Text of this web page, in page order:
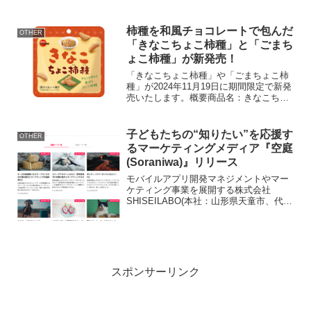
OTHER
柿種を和風チョコレートで包んだ
「きなこちょこ柿種」と「ごまち
ょこ柿種」が新発売！
「きなこちょこ柿種」や「ごまちょこ柿
種」が2024年11月19日に期間限定で新発
売いたします。概要商品名：きなこちょ
ャネル(予定)：量販店、ドラッグスト...
OTHER
子どもたちの“知りたい”を応援す
るマーケティングメディア『空庭
(Soraniwa)』リリース
モバイルアプリ開発マネジメントやマー
ケティング事業を展開する株式会社
SHISEILABO(本社：山形県天童市、代表
スポンサーリンク